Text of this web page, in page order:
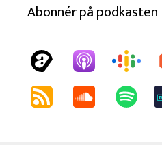
Abonnér på podkasten